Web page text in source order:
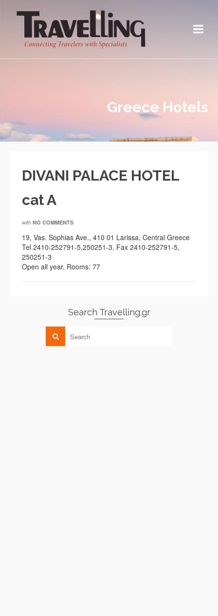
Greece Hotels
DIVANI PALACE HOTEL
cat A
with NO COMMENTS
19, Vas. Sophias Ave., 410 01 Larissa, Central Greece
Tel 2410-252791-5,250251-3, Fax 2410-252791-5,
250251-3
Open all year, Rooms: 77
Search Travelling.gr